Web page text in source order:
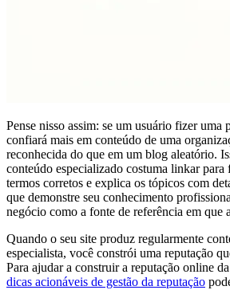
Pense nisso assim: se um usuário fizer uma
confiará mais em conteúdo de uma
reconhecida do que em um blog aleatório.
conteúdo especializado costuma linkar
termos corretos e explica os tópicos com
que demonstre seu conhecimento
negócio como a fonte de referência em que
Quando o seu site produz regularmente
especialista, você constrói uma reputação
Para ajudar a construir a reputação online
dicas acionáveis de gestão da reputação